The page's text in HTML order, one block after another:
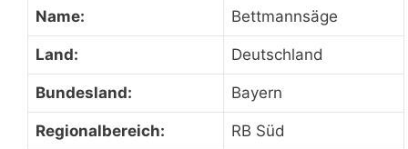
Name: Bettmannsäge
Land: Deutschland
Bundesland: Bayern
Regionalbereich: RB Süd